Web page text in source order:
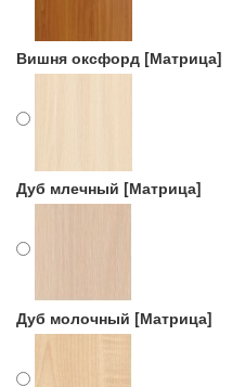
Вишня оксфорд [Матрица]
Дуб млечный [Матрица]
Дуб молочный [Матрица]